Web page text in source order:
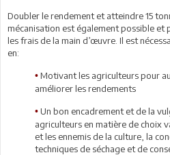
Doubler le rendement et atteindre 15
mécanisation est également possible et
les frais de la main d’œuvre. Il est
en:
• Motivant les agriculteurs pour
améliorer les rendements
• Un bon encadrement et de la
agriculteurs en matière de choix
et les ennemis de la culture, la
techniques de séchage et de